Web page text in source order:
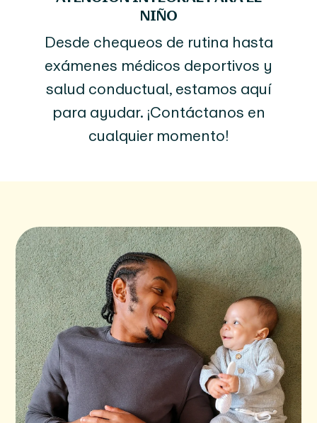
NIÑO
Desde chequeos de rutina hasta
exámenes médicos deportivos y
salud conductual, estamos aquí
para ayudar. ¡Contáctanos en
cualquier momento!